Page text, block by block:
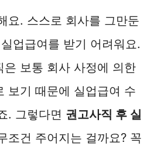
요. 스스로 회사를 그만둔
실업급여를 받기 어려워요.
은 보통 회사 사정에 의한
보기 때문에 실업급여 수
. 그렇다면 권고사직 후 실
조건 주어지는 걸까요? 꼭